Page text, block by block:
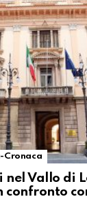
nel Vallo di
confronto